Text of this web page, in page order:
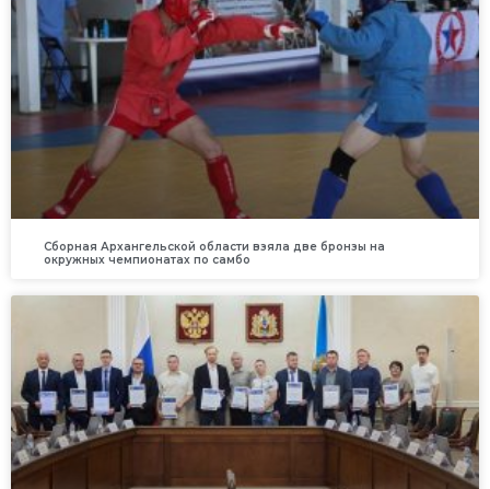
Сборная Архангельской области взяла две бронзы на
окружных чемпионатах по самбо